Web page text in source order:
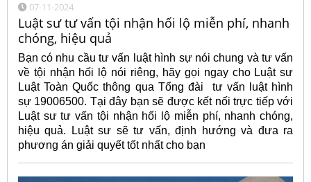
07-11-2024
Luật sư tư vấn tội nhận hối lộ miễn phí, nhanh
chóng, hiệu quả
Bạn có nhu cầu tư vấn luật hình sự nói chung và tư vấn
về tội nhận hối lộ nói riêng, hãy gọi ngay cho Luật sư
Luật Toàn Quốc thông qua Tổng đài tư vấn luật hình
sự 19006500. Tại đây bạn sẽ được kết nối trực tiếp với
Luật sư tư vấn tội nhận hối lộ miễn phí, nhanh chóng,
hiệu quả. Luật sư sẽ tư vấn, định hướng và đưa ra
phương án giải quyết tốt nhất cho bạn